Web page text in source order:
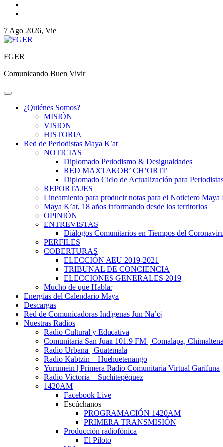
7 Ago 2026, Vie
FGER
Comunicando Buen Vivir
¿Quiénes Somos?
MISIÓN
VISION
HISTORIA
Red de Periodistas Maya K’at
NOTICIAS
Diplomado Periodismo & Desigualdades
RED MAXTAKOB’ CH’ORTI’
Diplomado Ciclo de Actualización para Periodistas
REPORTAJES
Lineamiento para producir notas para el Noticiero Maya
Maya K’at, 18 años informando desde los territorios
OPINIÓN
ENTREVISTAS
Diálogos Comunitarios en Tiempos del
PERFILES
COBERTURAS
ELECCIÓN AEU 2019-2021
TRIBUNAL DE CONCIENCIA
ELECCIONES GENERALES 2019
Mucho de que Hablar
Energías del Calendario Maya
Descargas
Red de Comunicadoras Indígenas Jun Na’oj
Nuestras Radios
Radio Cultural y Educativa
Comunitaria San Juan 101.9 FM | Comalapa,
Radio Urbana | Guatemala
Radio Kabtzin – Huehuetenango
Yurumein | Primera Radio Comunitaria Virtual Garífuna
Radio Victoria – Suchitepéquez
1420AM
Facebook Live
Escúchanos
PROGRAMACIÓN 1420AM
PRIMERA TRANSMISIÓN
Producción radiofónica
El Piloto